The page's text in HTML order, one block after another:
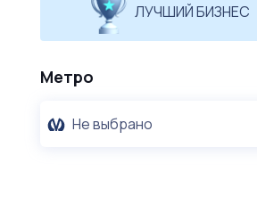
ЛУЧШИЙ БИЗНЕС
Метро
Не выбрано